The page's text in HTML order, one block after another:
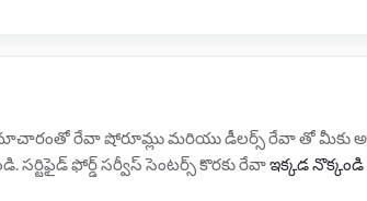
రేవా షోరూమ్లు మరియు డీలర్స్ రేవా తో మీకు
సర్టిఫైడ్ ఫోర్డ్ సర్వీస్ సెంటర్స్ కొరకు రేవాఇక్కడ నొక్కండి